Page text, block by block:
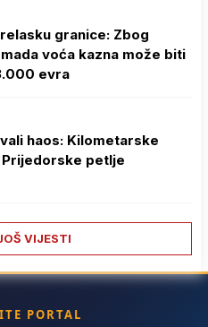
granice: Zbog
voća kazna može biti
evra
haos: Kilometarske
petlje
VIJESTI
PORTAL